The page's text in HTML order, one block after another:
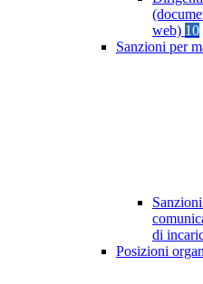
web) 10
Sanzioni per
di
Posizioni